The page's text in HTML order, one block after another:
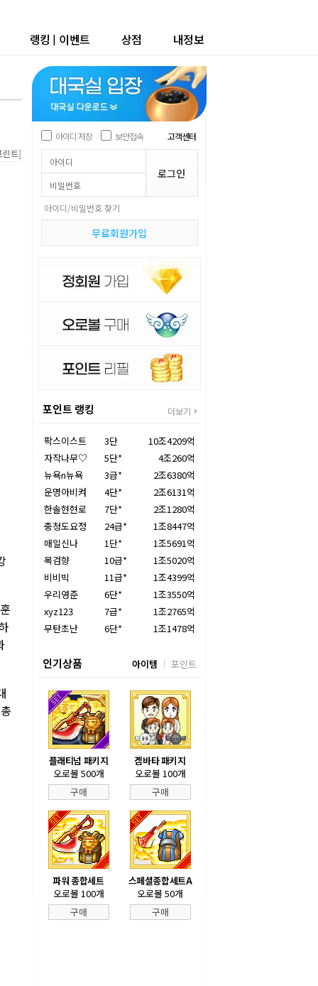
랭킹 | 이벤트 상점 내정보
린트]
아이디 저장 보안접속 고객센터
아이디/비밀번호 찾기
무료회원가입
포인트 랭킹 더보기
팍스이스트 3단
10조4209억
자작나무♡
5단*
4조260억
뉴욕n뉴욕
3급*
2조6380억
운명아비켜
4단*
2조6131억
한솔현현로
7단*
2조1280억
충청도요정
24급*
1조8447억
매일신나
1단*
1조5691억
목검향
10급*
1조5020억
비비빅
11급*
1조4399억
우리영준
6단*
1조3550억
xyz123
7급*
1조2765억
무탄초난
6단* 1조1478억
인기상품 아이템 포인트
플래티넘 패키지
오로볼 500개
구매
겜바타 패키지
오로볼 100개
구매
파워 종합세트
오로볼 100개
구매
스페셜종합세트A
오로볼 50개
구매